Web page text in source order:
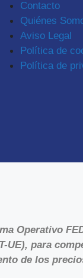
Contacto
Quiénes
Aviso Legal
Política de
Política de
Operativo
UE), para
de los